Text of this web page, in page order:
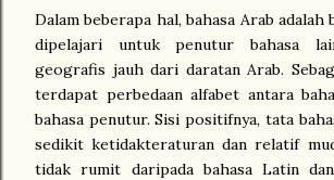
Dalam beberapa hal, bahasa Arab adalah
dipelajari untuk penutur bahasa
geografis jauh dari daratan Arab.
terdapat perbedaan alfabet antara
bahasa penutur. Sisi positifnya, tata
sedikit ketidakteraturan dan relatif
tidak rumit daripada bahasa Latin